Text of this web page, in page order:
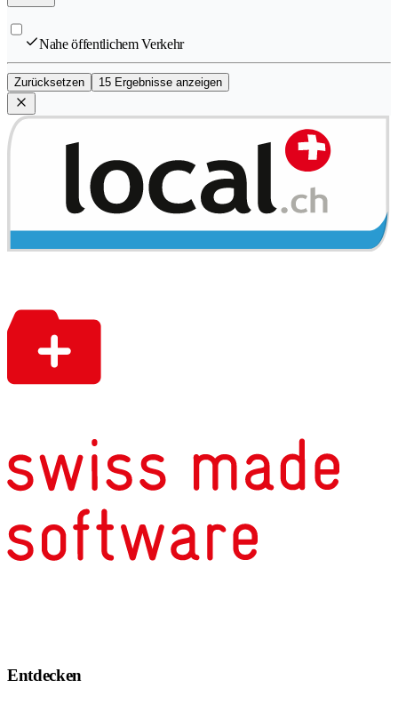
Nahe öffentlichem Verkehr
Zurücksetzen 15 Ergebnisse anzeigen
Entdecken